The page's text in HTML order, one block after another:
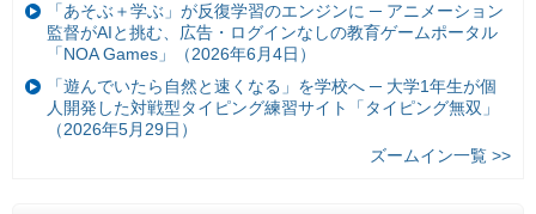
「あそぶ＋学ぶ」が反復学習のエンジンに ─ アニメーション
監督がAIと挑む、広告・ログインなしの教育ゲームポータル
「NOA Games」（2026年6月4日）
「遊んでいたら自然と速くなる」を学校へ ─ 大学1年生が個
人開発した対戦型タイピング練習サイト「タイピング無双」
（2026年5月29日）
ズームイン一覧 >>